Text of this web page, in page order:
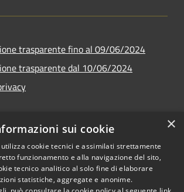
trasparente fino al 09/06/2024
trasparente dal 10/06/2024
di accessibilità
Copyright © 2026 • Città di
×
sui cookie
cookie tecnici e assimilati strettamente
funzionamento e alla navigazione del sito,
tecnico analitico al solo fine di elaborare
statistiche, aggregate e anonime.